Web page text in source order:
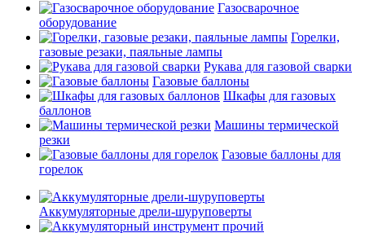
Газосварочное
оборудование
Горелки,
газовые резаки, паяльные лампы
Рукава для газовой сварки
Газовые баллоны
Шкафы для газовых
баллонов
Машины термической
резки
Газовые баллоны для
горелок
Аккумуляторные дрели-шуруповерты